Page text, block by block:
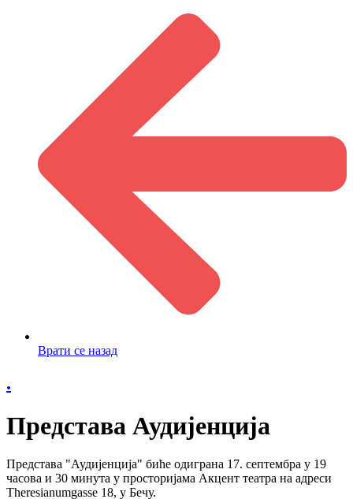
Врати се назад
.
Представа Аудијенција
Представа "Аудијенција" биће одиграна 17. септембра у 19
часова и 30 минута у просторијама Акцент театра на адреси
Theresianumgasse 18, у Бечу.